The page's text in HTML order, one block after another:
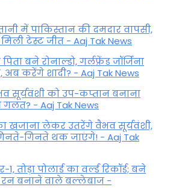
में पाकिस्तान की दमदार वापसी,
टेस्ट जीत - Aaj Tak News
बने रोनाल्डो, गर्लफ्रेंड जॉर्जिना
करेंगे शादी? - Aaj Tak News
सूर्यवंशी को उप-कप्तान बनाना
- Aaj Tak News
खजाना लेकर उतरेंगे वैभव सूर्यवंशी,
गिनते थक जाएंगे! - Aaj Tak
पोलार्ड का वर्ल्ड रिकॉर्ड; बने
रन बनाने वाले बल्लेबाज -